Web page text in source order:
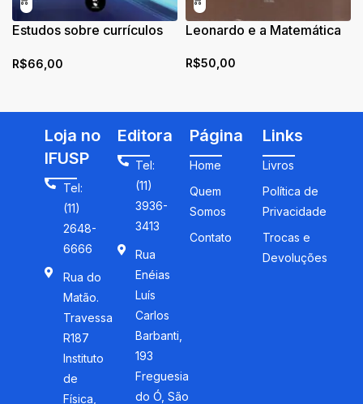
Estudos sobre currículos
R$66,00
Leonardo e a Matemática
R$50,00
Loja no
IFUSP
Tel:
(11)
2648-
6666
Rua do
Matão.
Travessa
R187
Instituto
de
Física,
Editora
Tel:
(11)
3936-
3413
Rua
Enéias
Luís
Carlos
Barbanti,
193
Freguesia
do Ó, São
Página
Home
Quem
Somos
Contato
Links
Livros
Política de
Privacidade
Trocas e
Devoluções